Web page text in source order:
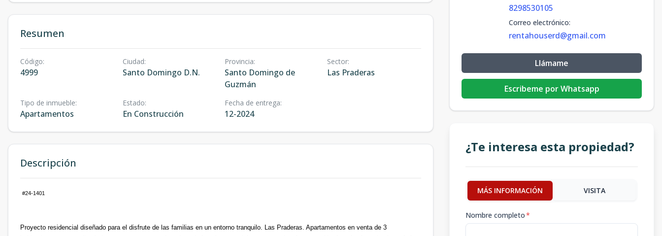
Resumen
Código:
4999
Ciudad:
Santo Domingo D.N.
Provincia:
Santo Domingo de
Guzmán
Sector:
Las Praderas
Tipo de inmueble:
Apartamentos
Estado:
En Construcción
Fecha de entrega:
12-2024
Descripción
#24-1401
Proyecto residencial diseñado para el disfrute de las familias en un entorno tranquilo. Las Praderas. Apartamentos en venta de 3
8298530105
Correo electrónico:
rentahouserd@gmail.com
Llámame
Escribeme por Whatsapp
¿Te interesa esta propiedad?
MÁS INFORMACIÓN VISITA
Nombre completo*